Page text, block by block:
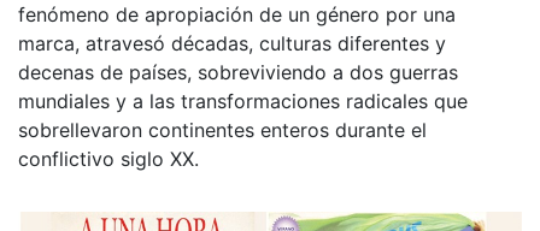
fenómeno de apropiación de un género por una
marca, atravesó décadas, culturas diferentes y
decenas de países, sobreviviendo a dos guerras
mundiales y a las transformaciones radicales que
sobrellevaron continentes enteros durante el
conflictivo siglo XX.